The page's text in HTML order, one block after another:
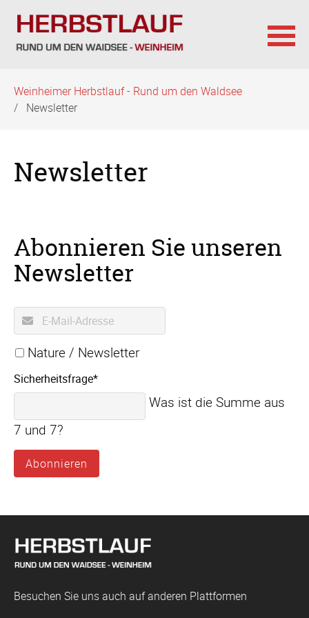
überspringen
Weinheimer Herbstlauf - Rund um den Waldsee
Newsletter
Newsletter
Abonnieren Sie unseren
Newsletter
Mail-
Adresse
Verteiler
Nature / Newsletter
Pflichtfeld
Sicherheitsfrage*
Was ist die Summe aus
7 und 7?
Abonnieren
Besuchen Sie uns auch auf anderen Plattformen